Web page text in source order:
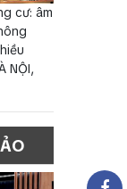
cư: âm
NỘI,